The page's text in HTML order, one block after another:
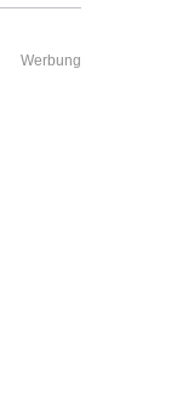
Werbung